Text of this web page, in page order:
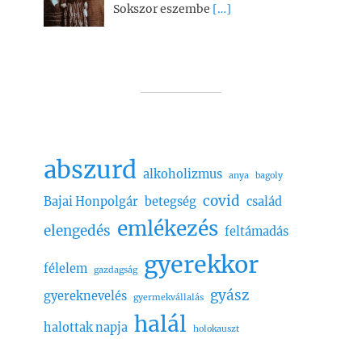
Sokszor eszembe […]
abszurd alkoholizmus anya bagoly
Bajai Honpolgár betegség covid család
elengedés emlékezés feltámadás
félelem gazdagság gyerekkor
gyereknevelés gyermekvállalás gyász
halottak napja halál holokauszt